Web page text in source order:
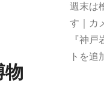
物
週末は
す｜カ
『神
トを追